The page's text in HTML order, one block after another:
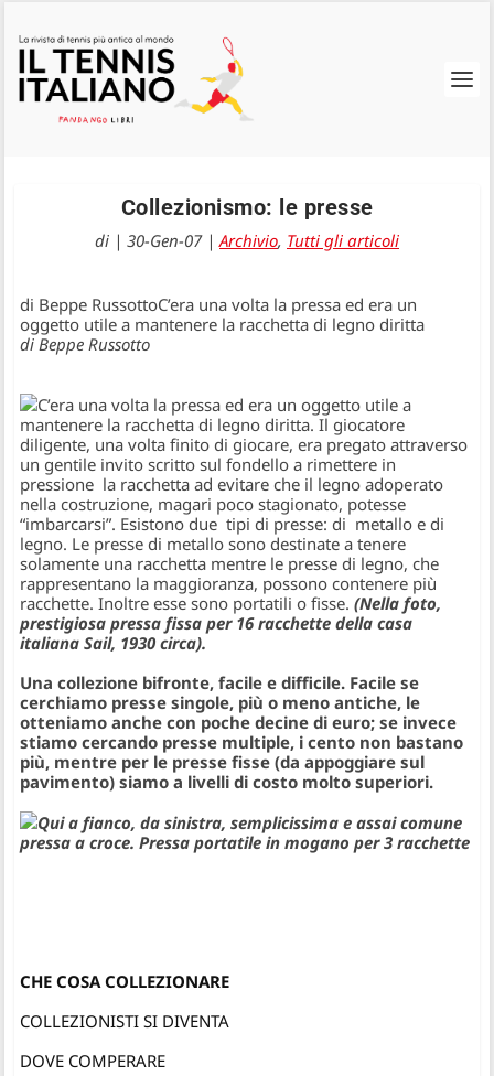
Collezionismo: le presse
di | 30-Gen-07|Archivio, Tutti gli articoli
di Beppe RussottoC’era una volta la pressa ed era un
oggetto utile a mantenere la racchetta di legno diritta
di Beppe Russotto
C’era una volta la pressa ed era un oggetto utile a
mantenere la racchetta di legno diritta. Il giocatore
diligente, una volta finito di giocare, era pregato attraverso
un gentile invito scritto sul fondello a rimettere in
pressione la racchetta ad evitare che il legno adoperato
nella costruzione, magari poco stagionato, potesse
“imbarcarsi”. Esistono due tipi di presse: di metallo e di
legno. Le presse di metallo sono destinate a tenere
solamente una racchetta mentre le presse di legno, che
rappresentano la maggioranza, possono contenere più
racchette. Inoltre esse sono portatili o fisse.(Nella foto,
prestigiosa pressa fissa per 16 racchette della casa
italiana Sail, 1930 circa).
Una collezione bifronte, facile e difficile. Facile se
cerchiamo presse singole, più o meno antiche, le
otteniamo anche con poche decine di euro; se invece
stiamo cercando presse multiple, i cento non bastano
più, mentre per le presse fisse (da appoggiare sul
pavimento) siamo a livelli di costo molto superiori.
Qui a fianco, da sinistra, semplicissima e assai comune
pressa a croce. Pressa portatile in mogano per 3 racchette
CHE COSA COLLEZIONARE
COLLEZIONISTI SI DIVENTA
DOVE COMPERARE